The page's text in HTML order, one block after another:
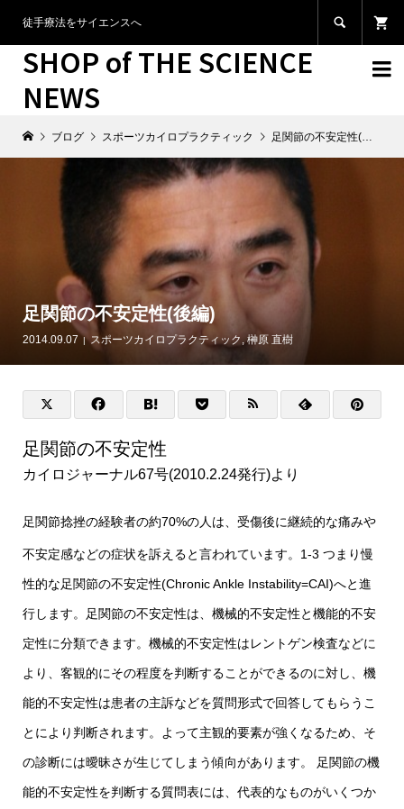
徒手療法をサイエンスへ 
SHOP of THE SCIENCE
NEWS

ブログ スポーツカイロプラクティック 足関節の不安定性(後編)
足関節の不安定性(後編)
2014.09.07 スポーツカイロプラクティック ,榊原 直樹
足関節の不安定性
カイロジャーナル67号(2010.2.24発行)より
足関節捻挫の経験者の約70%の人は、受傷後に継続的な痛みや
不安定感などの症状を訴えると言われています。 1-3 つまり慢
性的な足関節の不安定性(Chronic Ankle Instability=CAI)へと進
行します。足関節の不安定性は、機械的不安定性と機能的不安
定性に分類できます。機械的不安定性はレントゲン検査などに
より、客観的にその程度を判断することができるのに対し、機
能的不安定性は患者の主訴などを質問形式で回答してもらうこ
とにより判断されます。よって主観的要素が強くなるため、そ
の診断には曖昧さが生じてしまう傾向があります。 足関節の機
能的不安定性を判断する質問表には、代表的なものがいくつか